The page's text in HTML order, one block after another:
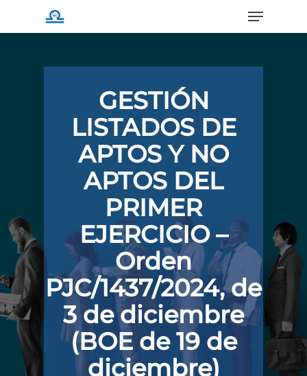
Menu
GESTIÓN
LISTADOS DE
APTOS Y NO
APTOS DEL
PRIMER
EJERCICIO –
Orden
PJC/1437/2024, de
3 de diciembre
(BOE de 19 de
diciembre)